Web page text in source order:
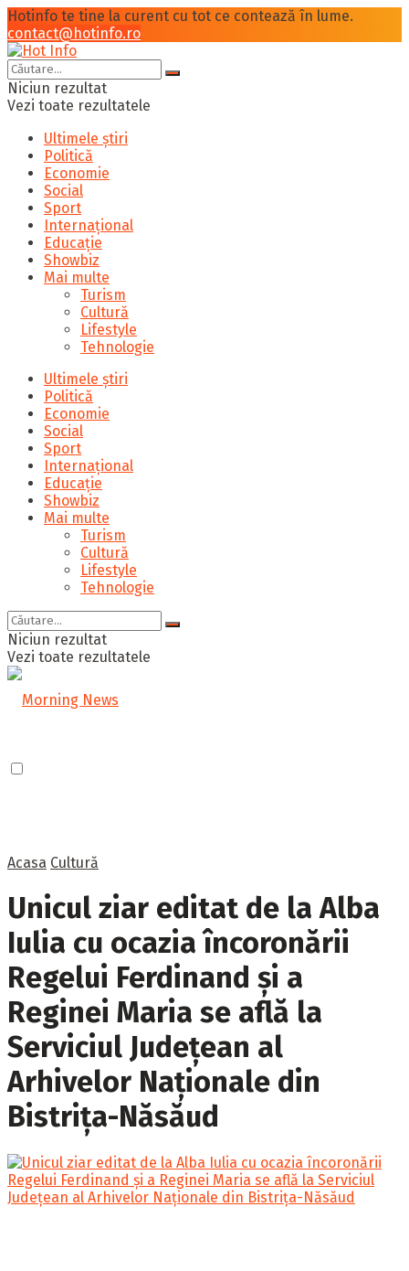
Hotinfo te tine la curent cu tot ce contează în lume.
contact@hotinfo.ro
Niciun rezultat
Vezi toate rezultatele
Ultimele știri
Politică
Economie
Social
Sport
Internațional
Educație
Showbiz
Mai multe
Turism
Cultură
Lifestyle
Tehnologie
Ultimele știri
Politică
Economie
Social
Sport
Internațional
Educație
Showbiz
Mai multe
Turism
Cultură
Lifestyle
Tehnologie
Niciun rezultat
Vezi toate rezultatele
Acasa Cultură
Unicul ziar editat de la Alba
Iulia cu ocazia încoronării
Regelui Ferdinand și a
Reginei Maria se află la
Serviciul Județean al
Arhivelor Naționale din
Bistrița-Năsăud